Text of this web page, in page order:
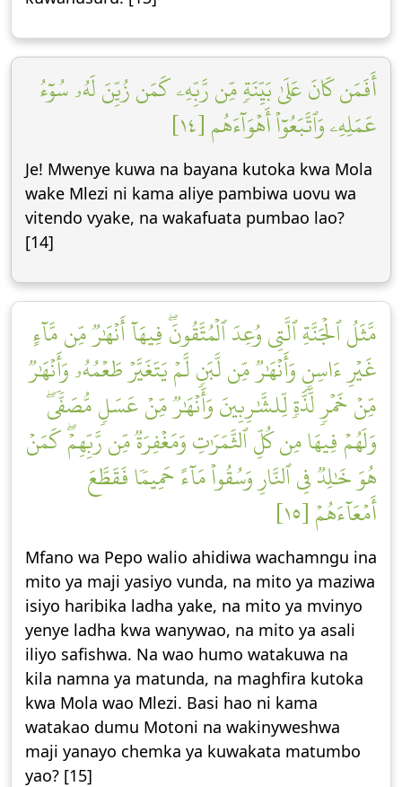
أَفَمَن كَانَ عَلَىٰ بَيِّنَةٖ مِّن رَّبِّهِۦ كَمَن زُيِّنَ لَهُۥ سُوٓءُ
عَمَلِهِۦ وَٱتَّبَعُوٓاْ أَهۡوَآءَهُم [١٤]
Je! Mwenye kuwa na bayana kutoka kwa Mola
wake Mlezi ni kama aliye pambiwa uovu wa
vitendo vyake, na wakafuata pumbao lao?
[14]
مَّثَلُ ٱلۡجَنَّةِ ٱلَّتِي وُعِدَ ٱلۡمُتَّقُونَۖ فِيهَآ أَنۡهَٰرٞ مِّن مَّآءٍ
غَيۡرِ ءَاسِنٖ وَأَنۡهَٰرٞ مِّن لَّبَنٖ لَّمۡ يَتَغَيَّرۡ طَعۡمُهُۥ وَأَنۡهَٰرٞ
مِّنۡ خَمۡرٖ لَّذَّةٖ لِّلشَّٰرِبِينَ وَأَنۡهَٰرٞ مِّنۡ عَسَلٖ مُّصَفّٗىۖ
وَلَهُمۡ فِيهَا مِن كُلِّ ٱلثَّمَرَٰتِ وَمَغۡفِرَةٞ مِّن رَّبِّهِمۡۖ كَمَنۡ
هُوَ خَٰلِدٞ فِي ٱلنَّارِ وَسُقُواْ مَآءً حَمِيمٗا فَقَطَّعَ
أَمۡعَآءَهُمۡ [١٥]
Mfano wa Pepo walio ahidiwa wachamngu ina
mito ya maji yasiyo vunda, na mito ya maziwa
isiyo haribika ladha yake, na mito ya mvinyo
yenye ladha kwa wanywao, na mito ya asali
iliyo safishwa. Na wao humo watakuwa na
kila namna ya matunda, na maghfira kutoka
kwa Mola wao Mlezi. Basi hao ni kama
watakao dumu Motoni na wakinyweshwa
maji yanayo chemka ya kuwakata matumbo
yao? [15]